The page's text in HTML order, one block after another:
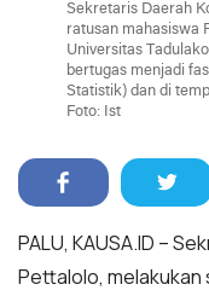
Sekretaris Daerah
ratusan mahasiswa
Universitas
bertugas menjadi
Statistik) dan di
Foto: Ist
PALU, KAUSA.ID –
Pettalolo,